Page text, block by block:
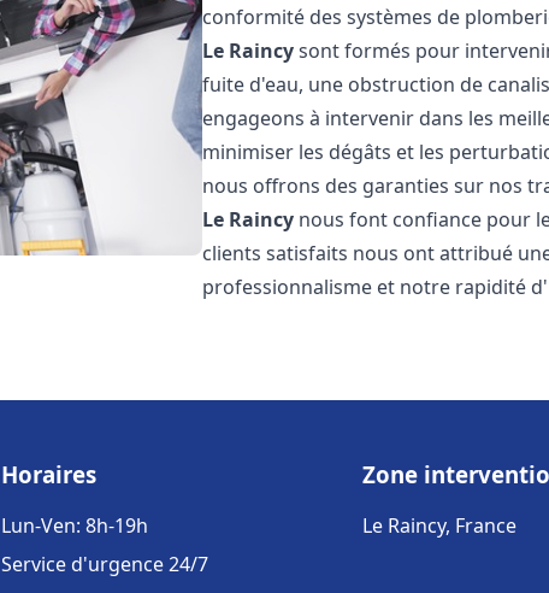
conformité des systèmes de
Le Raincysont formés pour
fuite d'eau, une obstruction de
engageons à intervenir dans les
minimiser les dégâts et les
nous offrons des garanties sur nos
Le Raincy nous font confiance pour
clients satisfaits nous ont attribué
professionnalisme et notre rapidité
Horaires
Lun-Ven: 8h-19h
Service d'urgence 24/7
Zone
Le Raincy, France